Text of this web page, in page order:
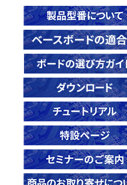
TE0820-05-5DI21MA
TE0820-05-5DI81MA
TE0821-01-3AE31PA
TE0821-01-3BE21MA
TE0821-01-3BE21ML
TE0821-01-3BI21MA
TE0821-02-2AE91PA
TE0821-02-3AE91PA
TE0821-02-3BE81MA
TE0817-02-7DI81-A
TE0818-01-9GI21-AK
TE0818-02-6BE81-A
TE0818-02-9BE81-A
TE0818-02-9BE81-AS
TE0818-02-9GI81-A
TE0818-02-9GI81-AK
TE0818-02-BBE81-A
TE0823-01-3PIU1MA
TE0729-03-62I63MAS
TE0782-02-82I33MA
TE0782-02-92I33MA
TE0782-02-A2I33MA
TE0783-02-100-2I
TE0783-02-92I33MA
TE0783-02-A2I33FA
TE0712-02-72C36-L
TE0712-02-81I36-A
TE0712-02-82C36-A
TE0712-02-82C36-L
TE0712-03-42I36-A
TE0712-03-71I36-A
TE0712-03-72C36-A
TE0712-03-72C36-L
TE0712-03-81I36-A
TE0320-00-EV02I
TE0320-00-EV02IB
TE0323-00
TE0600-04-52I11-A
TE0600-04-52I11-M
TE0600-04-72C11-A
TE0600-04-72C21-A
TE0600-04-83C21-A
TE0600-04-83I11-A
TE0741-05-D2I-1-A
TE0741-05-G2C-1-A
TE0741-05-G2I-1-A
TE0841-02-31I21-A
TE0841-02-31I21-T
TE0841-03-31C31-A
TE0841-03-32I31-A
TE0841-03-41C31-A
TE0841-03-41I31-A
22684
22938
23062
23494
23497
23498
23545
23620
23621
24640
25130
26003
26056
26186
26920
26923
26924
26925
28170